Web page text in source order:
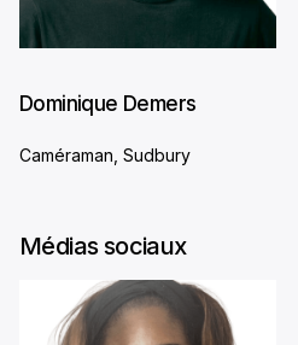
Dominique Demers
Caméraman, Sudbury
Médias sociaux